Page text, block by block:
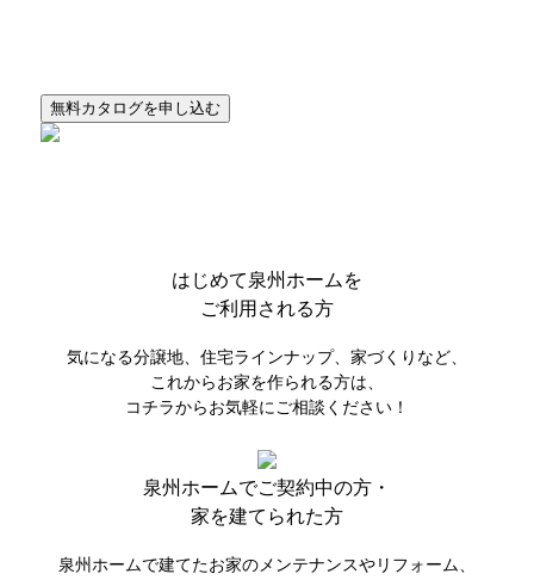
はじめて泉州ホームを
ご利用される方
気になる分譲地、住宅ラインナップ、家づくりなど、
これからお家を作られる方は、
コチラからお気軽にご相談ください！
泉州ホームでご契約中の方・
家を建てられた方
泉州ホームで建てたお家のメンテナンスやリフォーム、